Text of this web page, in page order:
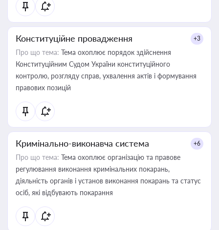
Конституційне провадження +3
Про що тема: Тема охоплює порядок здійснення
Конституційним Судом України конституційного
контролю, розгляду справ, ухвалення актів і формування
правових позицій
Кримінально-виконавча система +6
Про що тема: Тема охоплює організацію та правове
регулювання виконання кримінальних покарань,
діяльність органів і установ виконання покарань та статус
осіб, які відбувають покарання